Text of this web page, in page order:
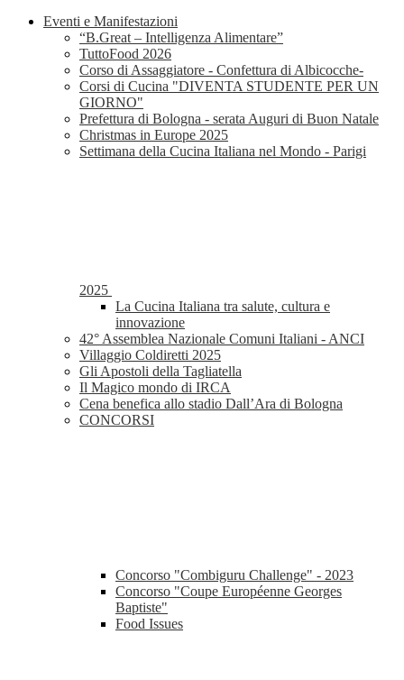
Eventi e Manifestazioni
“B.Great – Intelligenza Alimentare”
TuttoFood 2026
Corso di Assaggiatore - Confettura di Albicocche-
Corsi di Cucina "DIVENTA STUDENTE PER UN
GIORNO"
Prefettura di Bologna - serata Auguri di Buon Natale
Christmas in Europe 2025
Settimana della Cucina Italiana nel Mondo - Parigi
2025
La Cucina Italiana tra salute, cultura e
innovazione
42° Assemblea Nazionale Comuni Italiani - ANCI
Villaggio Coldiretti 2025
Gli Apostoli della Tagliatella
Il Magico mondo di IRCA
Cena benefica allo stadio Dall’Ara di Bologna
CONCORSI
Concorso "Combiguru Challenge" - 2023
Concorso "Coupe Européenne Georges
Baptiste"
Food Issues